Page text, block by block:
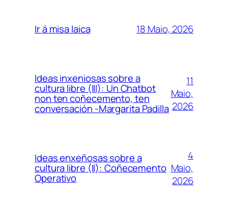
Ir á misa laica 18 Maio, 2026
Ideas inxeniosas sobre a
cultura libre (III): Un Chatbot
non ten coñecemento, ten
conversación -Margarita Padilla
11
Maio,
2026
Ideas enxeñosas sobre a
cultura libre (II): Coñecemento
Operativo
4
Maio,
2026